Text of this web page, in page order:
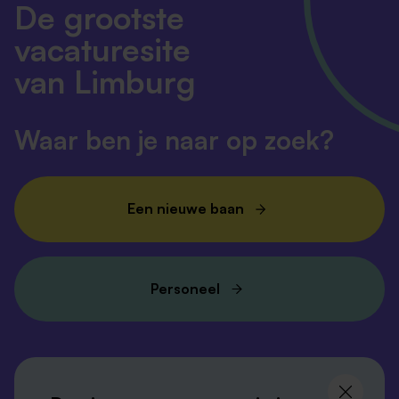
De grootste
vacaturesite
van Limburg
Waar ben je naar op zoek?
Een nieuwe baan
Personeel